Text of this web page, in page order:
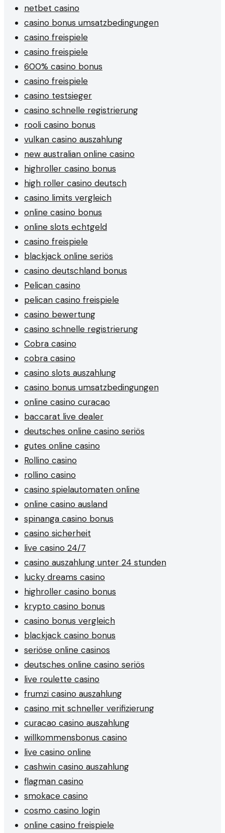
netbet casino
casino bonus umsatzbedingungen
casino freispiele
casino freispiele
600% casino bonus
casino freispiele
casino testsieger
casino schnelle registrierung
rooli casino bonus
vulkan casino auszahlung
new australian online casino
highroller casino bonus
high roller casino deutsch
casino limits vergleich
online casino bonus
online slots echtgeld
casino freispiele
blackjack online seriös
casino deutschland bonus
Pelican casino
pelican casino freispiele
casino bewertung
casino schnelle registrierung
Cobra casino
cobra casino
casino slots auszahlung
casino bonus umsatzbedingungen
online casino curacao
baccarat live dealer
deutsches online casino seriös
gutes online casino
Rollino casino
rollino casino
casino spielautomaten online
online casino ausland
spinanga casino bonus
casino sicherheit
live casino 24/7
casino auszahlung unter 24 stunden
lucky dreams casino
highroller casino bonus
krypto casino bonus
casino bonus vergleich
blackjack casino bonus
seriöse online casinos
deutsches online casino seriös
live roulette casino
frumzi casino auszahlung
casino mit schneller verifizierung
curacao casino auszahlung
willkommensbonus casino
live casino online
cashwin casino auszahlung
flagman casino
smokace casino
cosmo casino login
online casino freispiele